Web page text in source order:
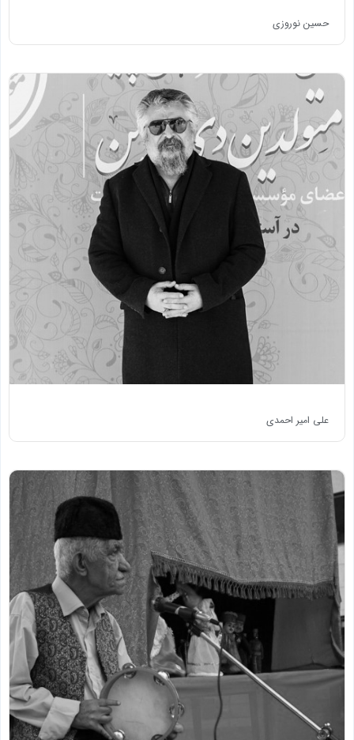
حسین نوروزی
علی امیر احمدی